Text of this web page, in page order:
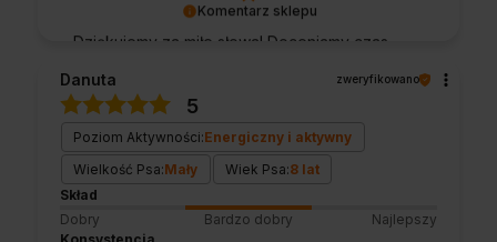
Komentarz sklepu
Dziękujemy za miłe słowa! Doceniamy czas
doświadczeniem. Jesteśmy szczęśliwi, że
mamy takich klientów. Z pozdrowieniami,
obsługa sklepu.
Danuta zweryfikowano
5
Poziom Aktywności:Energiczny i aktywny
Wielkość Psa:Mały Wiek Psa:8 lat
Skład
Dobry
Bardzo dobry
Najlepszy